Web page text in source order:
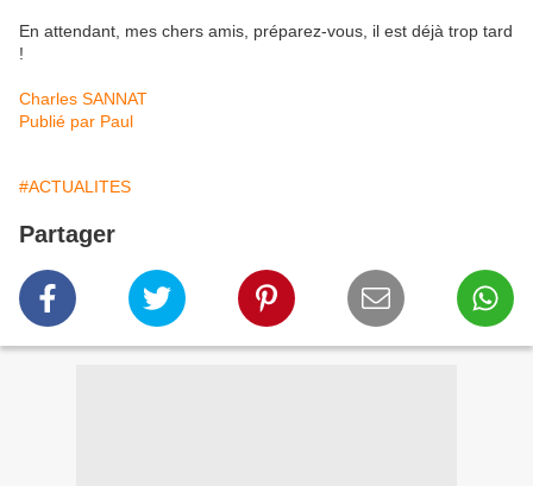
En attendant, mes chers amis, préparez-vous, il est déjà trop tard
!
Charles SANNAT
Publié par Paul
#ACTUALITES
Partager